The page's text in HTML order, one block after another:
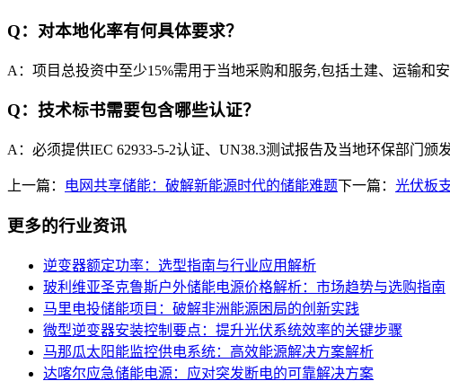
Q：对本地化率有何具体要求？
A：项目总投资中至少15%需用于当地采购和服务,包括土建、运输和安
Q：技术标书需要包含哪些认证？
A：必须提供IEC 62933-5-2认证、UN38.3测试报告及当地环保部门颁
上一篇： 电网共享储能：破解新能源时代的储能难题下一篇： 光伏板
更多的行业资讯
逆变器额定功率：选型指南与行业应用解析
玻利维亚圣克鲁斯户外储能电源价格解析：市场趋势与选购指南
马里电投储能项目：破解非洲能源困局的创新实践
微型逆变器安装控制要点：提升光伏系统效率的关键步骤
马那瓜太阳能监控供电系统：高效能源解决方案解析
达喀尔应急储能电源：应对突发断电的可靠解决方案